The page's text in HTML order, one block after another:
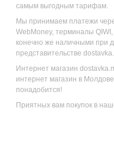
самым выгодным тарифам.
Мы принимаем платежи
WebMoney, терминалы
конечно же наличными при
представительстве
Интернет магазин
интернет магазин в
понадобится!
Приятных вам покупок в